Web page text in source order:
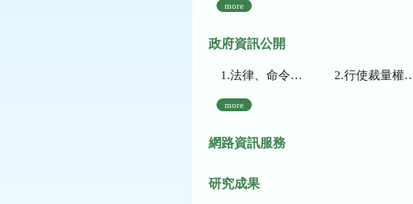
more
政府資訊公開
1.法律、命令、法規命令 2.行使裁量權而訂頒之解釋性規定及裁量基準
more
網路資訊服務
研究成果